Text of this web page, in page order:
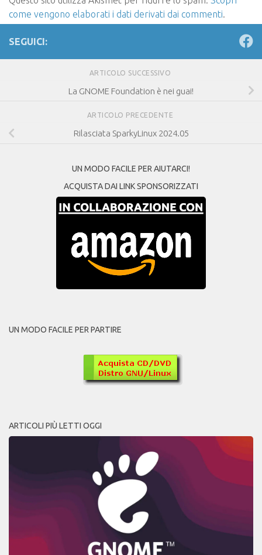
come vengono elaborati i dati derivati dai commenti
SEGUICI:
ARTICOLO SUCCESSIVO
La GNOME Foundation è nei guai!
ARTICOLO PRECEDENTE
Rilasciata SparkyLinux 2024.05
UN MODO FACILE PER AIUTARCI!
ACQUISTA DAI LINK SPONSORIZZATI
UN MODO FACILE PER PARTIRE
ARTICOLI PIÙ LETTI OGGI